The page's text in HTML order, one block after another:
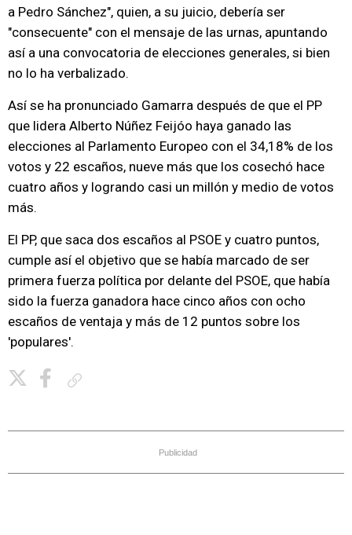
a Pedro Sánchez", quien, a su juicio, debería ser
"consecuente" con el mensaje de las urnas, apuntando
así a una convocatoria de elecciones generales, si bien
no lo ha verbalizado.
Así se ha pronunciado Gamarra después de que el PP
que lidera Alberto Núñez Feijóo haya ganado las
elecciones al Parlamento Europeo con el 34,18% de los
votos y 22 escaños, nueve más que los cosechó hace
cuatro años y logrando casi un millón y medio de votos
más.
El PP, que saca dos escaños al PSOE y cuatro puntos,
cumple así el objetivo que se había marcado de ser
primera fuerza política por delante del PSOE, que había
sido la fuerza ganadora hace cinco años con ocho
escaños de ventaja y más de 12 puntos sobre los
'populares'.
Publicidad